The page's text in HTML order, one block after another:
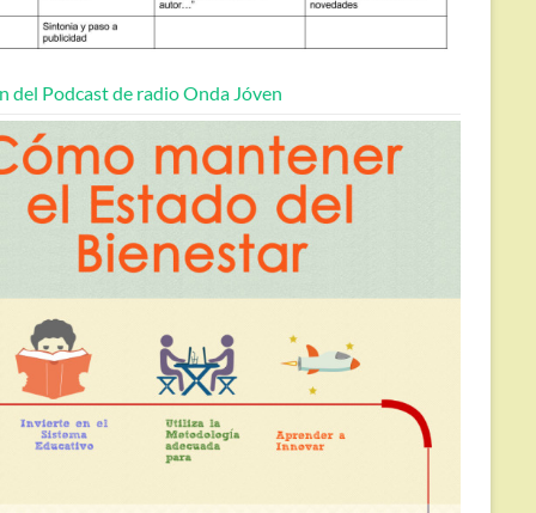
del Podcast de radio Onda Jóven